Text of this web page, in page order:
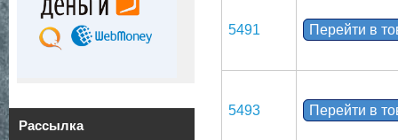
Рассылка
5491 Перейти в
5493 Перейти в